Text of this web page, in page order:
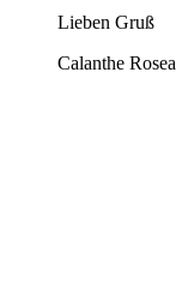
Lieben Gruß
Calanthe Rosea